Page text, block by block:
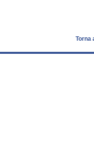
Torna